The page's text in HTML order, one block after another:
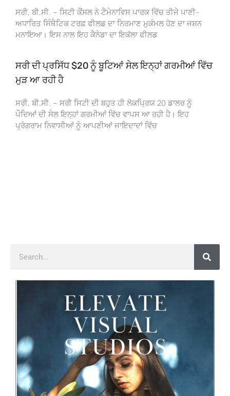
ਸਰੀ, ਬੀ.ਸੀ. – ਸਿਟੀ ਕੌਂਸਲ ਨੇ ਟੈਮੇਨਾਵਿਸ ਪਾਰਕ ਵਿੱਚ ਤੀਜੇ ਪਾਣੀ-
ਅਧਾਰਿਤ ਸਿੰਥੈਟਿਕ ਟਰਫ਼ ਫੀਲਡ ਦਾ ਨਿਰਮਾਣ ਮੁਕੰਮਲ ਹੋਣ ਦਾ ਜਸ਼ਨ
ਮਨਾਇਆ। ਇਸ ਨਾਲ ਇਹ ਕੈਨੇਡਾ ਦਾ ਇਕੱਲਾ ਫੀਲਡ
ਸਰੀ ਦੀ ਪ੍ਰਸਿੱਧ $20 ਨੂੰ ਬੂਟਿਆਂ ਸੇਲ ਇਨ੍ਹਾਂ ਗਰਮੀਆਂ ਵਿੱਚ
ਮੁੜ ਆ ਰਹੀ ਹੈ
ਸਰੀ, ਬੀ.ਸੀ. – ਸਰੀ ਸਿਟੀ ਦੀ ਬਹੁਤ ਹੀ ਲੋਕਪ੍ਰਿਯ 20 ਡਾਲਰ ਨੂੰ
ਪੌਦਿਆਂ ਦੀ ਸੇਲ ਇਨ੍ਹਾਂ ਗਰਮੀਆਂ ਵਿੱਚ ਵਾਪਸ ਆ ਰਹੀ ਹੈ। ਇਹ
ਪ੍ਰੋਗਰਾਮ ਨਿਵਾਸੀਆਂ ਨੂੰ ਆਪਣੀਆਂ ਜਾਇਦਾਦਾਂ ਵਿੱਚ